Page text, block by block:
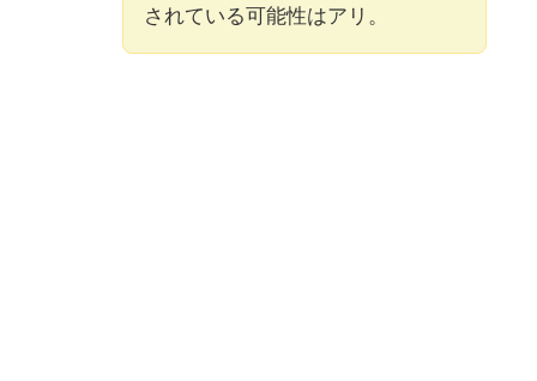
されている可能性はアリ。